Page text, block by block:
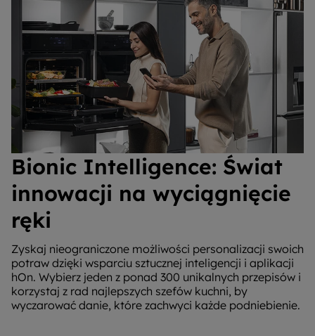
Bionic Intelligence: Świat
innowacji na wyciągnięcie
ręki
Zyskaj nieograniczone możliwości personalizacji swoich
potraw dzięki wsparciu sztucznej inteligencji i aplikacji
hOn. Wybierz jeden z ponad 300 unikalnych przepisów i
korzystaj z rad najlepszych szefów kuchni, by
wyczarować danie, które zachwyci każde podniebienie.